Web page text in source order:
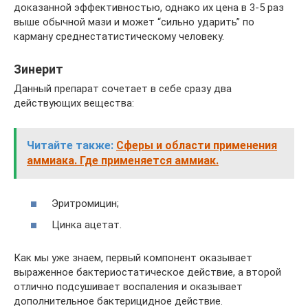
доказанной эффективностью, однако их цена в 3-5 раз
выше обычной мази и может “сильно ударить” по
карману среднестатистическому человеку.
Зинерит
Данный препарат сочетает в себе сразу два
действующих вещества:
Читайте также: Сферы и области применения
аммиака. Где применяется аммиак.
Эритромицин;
Цинка ацетат.
Как мы уже знаем, первый компонент оказывает
выраженное бактериостатическое действие, а второй
отлично подсушивает воспаления и оказывает
дополнительное бактерицидное действие.